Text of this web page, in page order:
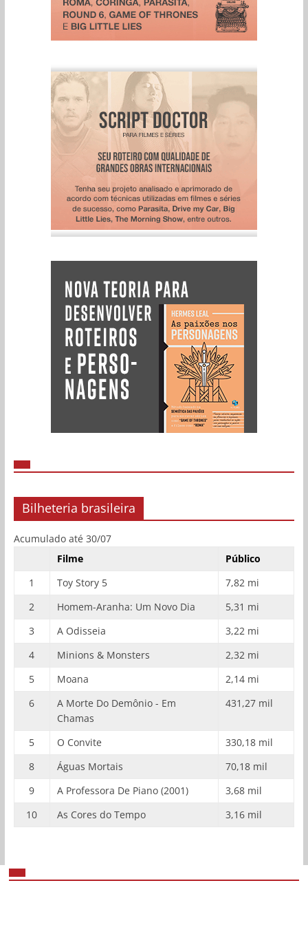
Bilheteria brasileira
Acumulado até 30/07
Filme
Público
1
Toy Story 5
7,82 mi
2
Homem-Aranha: Um Novo Dia
5,31 mi
3
A Odisseia
3,22 mi
4
Minions & Monsters
2,32 mi
5
Moana
2,14 mi
6
A Morte Do Demônio - Em
Chamas
431,27 mil
5 O Convite
330,18 mil
8
Águas Mortais
70,18 mil
9
A Professora De Piano (2001)
3,68 mil
10
As Cores do Tempo 3,16 mil